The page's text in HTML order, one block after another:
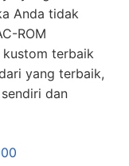
Anda tidak
ROM
kustom terbaik
yang terbaik,
dan